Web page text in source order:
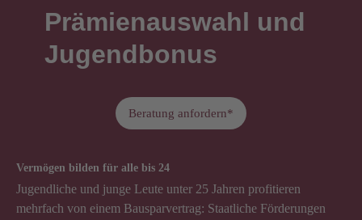
Prämienauswahl und
Jugendbonus
Beratung anfordern*
Vermögen bilden für alle bis 24
Jugendliche und junge Leute unter 25 Jahren profitieren
mehrfach von einem Bausparvertrag: Staatliche Förderungen